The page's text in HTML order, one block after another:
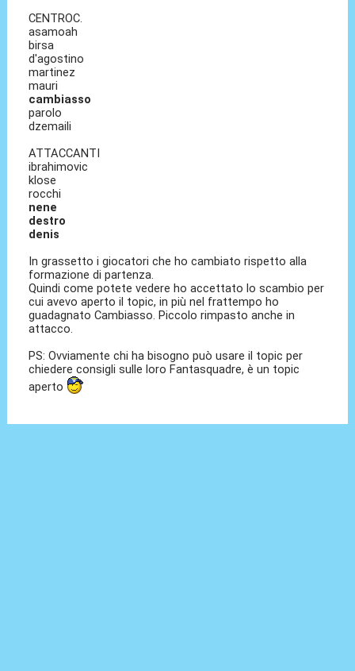
CENTROC.
asamoah
birsa
d'agostino
martinez
mauri
cambiasso
parolo
dzemaili
ATTACCANTI
ibrahimovic
klose
rocchi
nene
destro
denis
In grassetto i giocatori che ho cambiato rispetto alla
formazione di partenza.
Quindi come potete vedere ho accettato lo scambio per
cui avevo aperto il topic, in più nel frattempo ho
guadagnato Cambiasso. Piccolo rimpasto anche in
attacco.
PS: Ovviamente chi ha bisogno può usare il topic per
chiedere consigli sulle loro Fantasquadre, è un topic
aperto